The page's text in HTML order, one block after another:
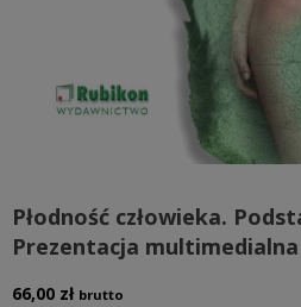
Płodność człowieka.
Prezentacja multimedialna
66,00 zł brutto